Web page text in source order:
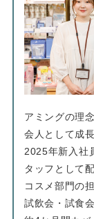
アミングの理
会人として成
2025年新入社
タッフとして配
コスメ部門の
試飲会・試食